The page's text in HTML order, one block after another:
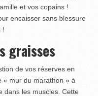
et vos copains !
encaisser sans blessure
!
graisses
de vos réserves en
« mur du marathon » à
dans les muscles. Cette